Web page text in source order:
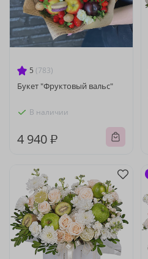
5 (783)
Букет "Фруктовый вальс"
В наличии
4 940 ₽